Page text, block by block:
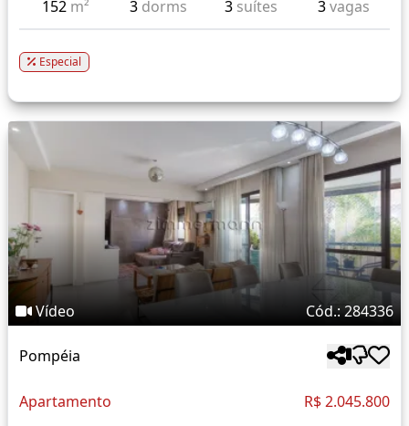
152 m² 3 dorms 3 suítes 3vagas
Especial
Vídeo Cód.: 284336
Pompéia
Apartamento R$ 2.045.800